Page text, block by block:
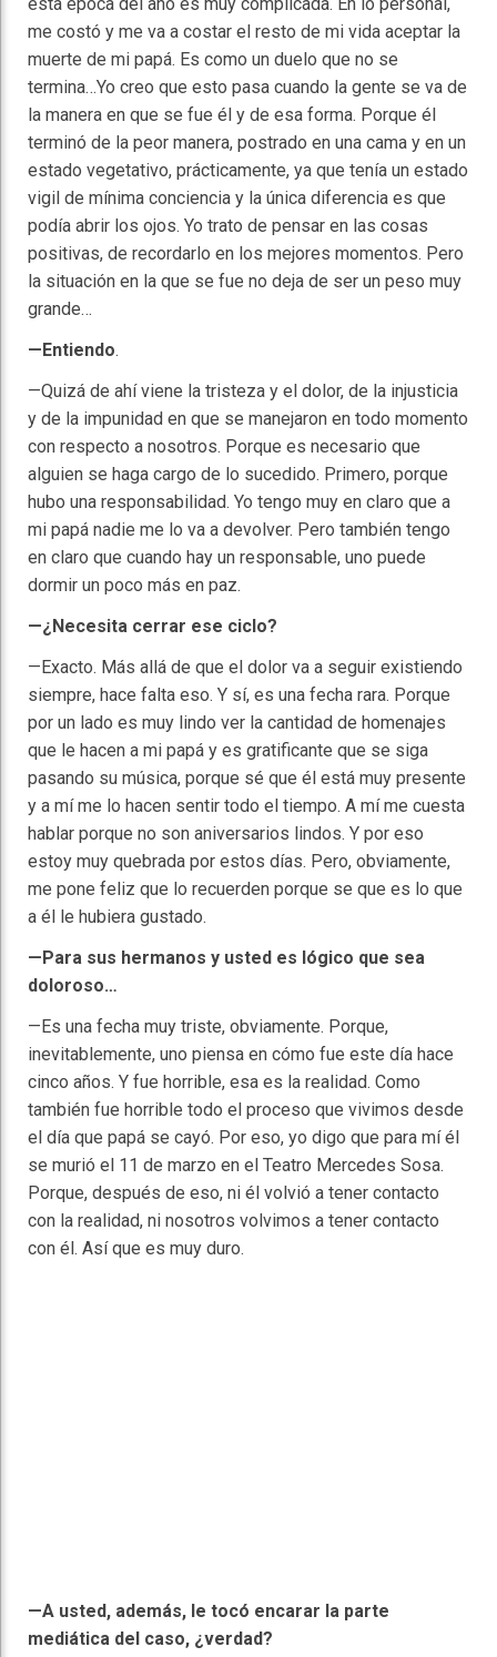
me costó y me va a costar el resto de mi vida aceptar la
muerte de mi papá. Es como un duelo que no se
termina…Yo creo que esto pasa cuando la gente se va de
la manera en que se fue él y de esa forma. Porque él
terminó de la peor manera, postrado en una cama y en un
estado vegetativo, prácticamente, ya que tenía un estado
vigil de mínima conciencia y la única diferencia es que
podía abrir los ojos. Yo trato de pensar en las cosas
positivas, de recordarlo en los mejores momentos. Pero
la situación en la que se fue no deja de ser un peso muy
grande…
—Entiendo.
—Quizá de ahí viene la tristeza y el dolor, de la injusticia
y de la impunidad en que se manejaron en todo momento
con respecto a nosotros. Porque es necesario que
alguien se haga cargo de lo sucedido. Primero, porque
hubo una responsabilidad. Yo tengo muy en claro que a
mi papá nadie me lo va a devolver. Pero también tengo
en claro que cuando hay un responsable, uno puede
dormir un poco más en paz.
—¿Necesita cerrar ese ciclo?
—Exacto. Más allá de que el dolor va a seguir existiendo
siempre, hace falta eso. Y sí, es una fecha rara. Porque
por un lado es muy lindo ver la cantidad de homenajes
que le hacen a mi papá y es gratificante que se siga
pasando su música, porque sé que él está muy presente
y a mí me lo hacen sentir todo el tiempo. A mí me cuesta
hablar porque no son aniversarios lindos. Y por eso
estoy muy quebrada por estos días. Pero, obviamente,
me pone feliz que lo recuerden porque se que es lo que
a él le hubiera gustado.
—Para sus hermanos y usted es lógico que sea
doloroso…
—Es una fecha muy triste, obviamente. Porque,
inevitablemente, uno piensa en cómo fue este día hace
cinco años. Y fue horrible, esa es la realidad. Como
también fue horrible todo el proceso que vivimos desde
el día que papá se cayó. Por eso, yo digo que para mí él
se murió el 11 de marzo en el Teatro Mercedes Sosa.
Porque, después de eso, ni él volvió a tener contacto
con la realidad, ni nosotros volvimos a tener contacto
con él. Así que es muy duro.
—A usted, además, le tocó encarar la parte
mediática del caso, ¿verdad?